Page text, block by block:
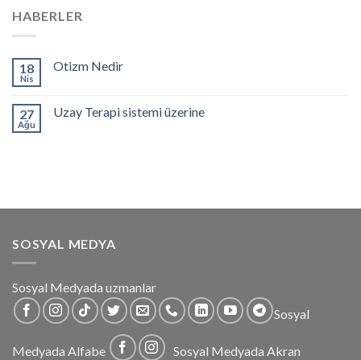
HABERLER
18
Nis
Otizm Nedir
27
Ağu
Uzay Terapi sistemi üzerine
SOSYAL MEDYA
Sosyal Medyada uzmanlar
Sosyal
Medyada Alfabe Sosyal Medyada Akran